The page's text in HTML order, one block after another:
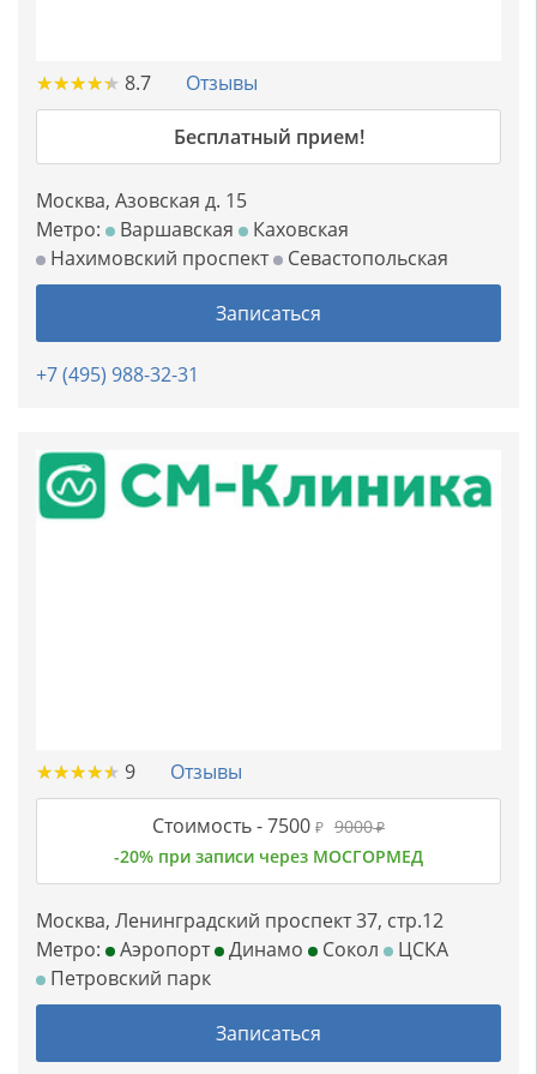
★★★★★
★★★★★ 8.7 Отзывы
Бесплатный прием!
Москва, Азовская д. 15
Метро:
Варшавская
Каховская
Нахимовский проспект
Севастопольская
Записаться
+7 (495) 988-32-31
★★★★★
★★★★★ 9 Отзывы
Стоимость -7500 ₽ 9000₽
-20% при записи через МОСГОРМЕД
Москва, Ленинградский проспект 37, стр.12
Метро:
Аэропорт Динамо Сокол
ЦСКА
Петровский парк
Записаться